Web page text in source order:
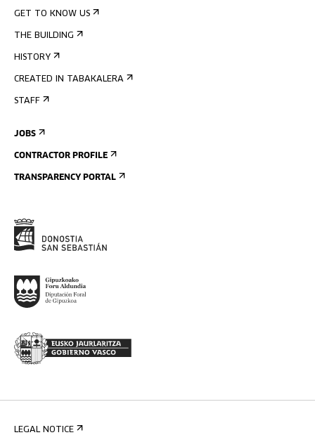
GET TO KNOW US
THE BUILDING
HISTORY
CREATED IN TABAKALERA
STAFF
JOBS
CONTRACTOR PROFILE
TRANSPARENCY PORTAL
LEGAL NOTICE